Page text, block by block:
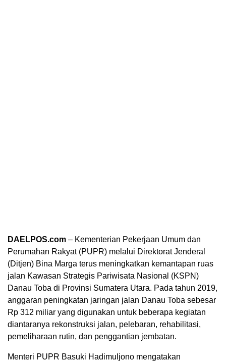
DAELPOS.com – Kementerian Pekerjaan Umum dan
Perumahan Rakyat (PUPR) melalui Direktorat Jenderal
(Ditjen) Bina Marga terus meningkatkan kemantapan ruas
jalan Kawasan Strategis Pariwisata Nasional (KSPN)
Danau Toba di Provinsi Sumatera Utara. Pada tahun 2019,
anggaran peningkatan jaringan jalan Danau Toba sebesar
Rp 312 miliar yang digunakan untuk beberapa kegiatan
diantaranya rekonstruksi jalan, pelebaran, rehabilitasi,
pemeliharaan rutin, dan penggantian jembatan.
Menteri PUPR Basuki Hadimuljono mengatakan